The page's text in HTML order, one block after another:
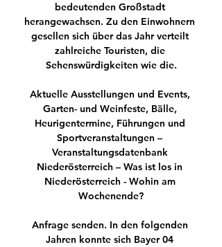
bedeutenden Großstadt
herangewachsen. Zu den Einwohnern
gesellen sich über das Jahr verteilt
zahlreiche Touristen, die
Sehenswürdigkeiten wie die.
Aktuelle Ausstellungen und Events,
Garten- und Weinfeste, Bälle,
Heurigentermine, Führungen und
Sportveranstaltungen –
Veranstaltungsdatenbank
Niederösterreich – Was ist los in
Niederösterreich - Wohin am
Wochenende?
Anfrage senden. In den folgenden
Jahren konnte sich Bayer 04